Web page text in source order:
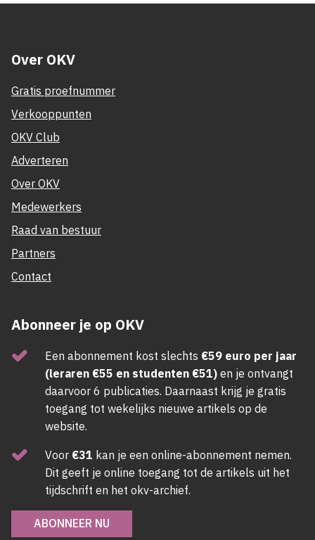
Over OKV
Gratis proefnummer
Verkooppunten
OKV Club
Adverteren
Over OKV
Medewerkers
Raad van bestuur
Partners
Contact
Abonneer je op OKV
Een abonnement kost slechts €59 euro per jaar
(leraren €55 en studenten €51) en je ontvangt
daarvoor 6 publicaties. Daarnaast krijg je gratis
toegang tot wekelijks nieuwe artikels op de
website.
Voor €31 kan je een online-abonnement nemen.
Dit geeft je online toegang tot de artikels uit het
tijdschrift en het okv-archief.
ABONNEER NU